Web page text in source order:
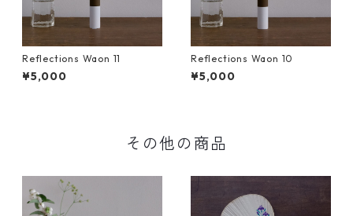
Reflections Waon 11
¥5,000
Reflections Waon 10
¥5,000
その他の商品